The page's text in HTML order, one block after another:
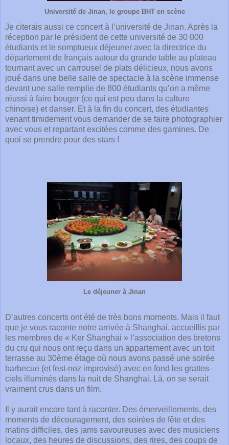
Université de Jinan, le groupe BHT en scène
Je citerais aussi ce concert à l’université de Jinan. Après la
réception par le président de cette université de 30 000
étudiants et le somptueux déjeuner avec la directrice du
département de français autour du grande table au plateau
tournant avec un carrousel de plats délicieux, nous avons
joué dans une belle salle de spectacle à la scène immense
devant une salle remplie de 800 étudiants qu’on a même
réussi à faire bouger (ce qui est peu dans la culture
chinoise) et danser. Et à la fin du concert, des étudiantes
venant timidement vous demander de se faire photographier
avec vous et repartant excitées comme des gamines. De
quoi se prendre pour des stars !
Le déjeuner à Jinan
D’autres concerts ont été de très bons moments. Mais il faut
que je vous raconte notre arrivée à Shanghai, accueillis par
les membres de « Ker Shanghai » l’association des bretons
du cru qui nous ont reçu dans un appartement avec un toit
terrasse au 30ème étage où nous avons passé une soirée
barbecue (et fest-noz improvisé) avec en fond les grattes-
ciels illuminés dans la nuit de Shanghai. Là, on se serait
vraiment crus dans un film.
Il y aurait encore tant à raconter. Des émerveillements, des
moments de découragement, des soirées de fête et des
matins difficiles, des jams savoureuses avec des musiciens
locaux, des heures de discussions, des rires, des coups de